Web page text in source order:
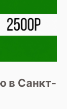
в Санкт-